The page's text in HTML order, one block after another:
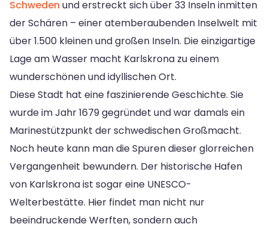
Schweden und erstreckt sich über 33 Inseln inmitten
der Schären – einer atemberaubenden Inselwelt mit
über 1.500 kleinen und großen Inseln. Die einzigartige
Lage am Wasser macht Karlskrona zu einem
wunderschönen und idyllischen Ort.
Diese Stadt hat eine faszinierende Geschichte. Sie
wurde im Jahr 1679 gegründet und war damals ein
Marinestützpunkt der schwedischen Großmacht.
Noch heute kann man die Spuren dieser glorreichen
Vergangenheit bewundern. Der historische Hafen
von Karlskrona ist sogar eine UNESCO-
Welterbestätte. Hier findet man nicht nur
beeindruckende Werften, sondern auch